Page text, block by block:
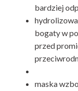
bardziej
bogaty w
przed
maska